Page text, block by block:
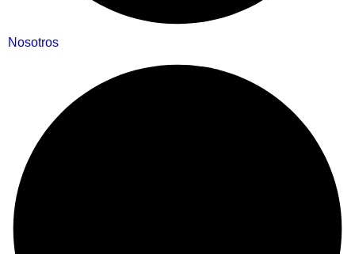
Nosotros